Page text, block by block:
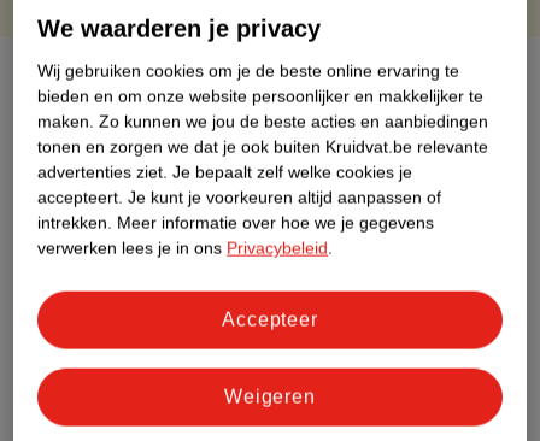
Over dit product
Productinformatie
Etiketinformatie
Dit product heeft (nog) geen Nature
Impact Score.
We waarderen je privacy
Wij gebruiken cookies om je de beste online ervaring te
bieden en om onze website persoonlijker en makkelijker te
maken. Zo kunnen we jou de beste acties en aanbiedingen
tonen en zorgen we dat je ook buiten Kruidvat.be relevante
advertenties ziet. Je bepaalt zelf welke cookies je
accepteert. Je kunt je voorkeuren altijd aanpassen of
intrekken. Meer informatie over hoe we je gegevens
verwerken lees je in ons Privacybeleid.
Weigeren
Accepteer